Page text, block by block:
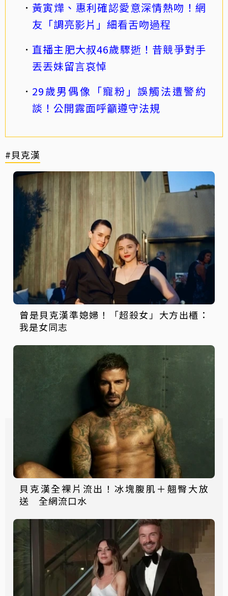
黃寅燁、惠利確認愛意深情熱吻！網
友「調亮影片」細看舌吻過程
直播主肥大叔46歲驟逝！昔競爭對手
丟丟妹留言哀悼
29歲男偶像「寵粉」誤觸法遭警約
談！公開露面呼籲遵守法規
#貝克漢
曾是貝克漢準媳婦！「超殺女」大方出櫃：
我是女同志
貝克漢全裸片流出！冰塊腹肌＋翹臀大放
送 全網流口水